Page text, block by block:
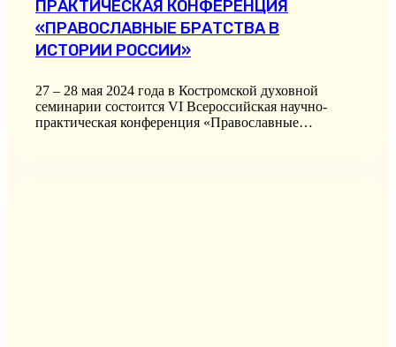
ПРАКТИЧЕСКАЯ КОНФЕРЕНЦИЯ
«ПРАВОСЛАВНЫЕ БРАТСТВА В
ИСТОРИИ РОССИИ»
27 – 28 мая 2024 года в Костромской духовной
семинарии состоится VI Всероссийская научно-
практическая конференция «Православные…